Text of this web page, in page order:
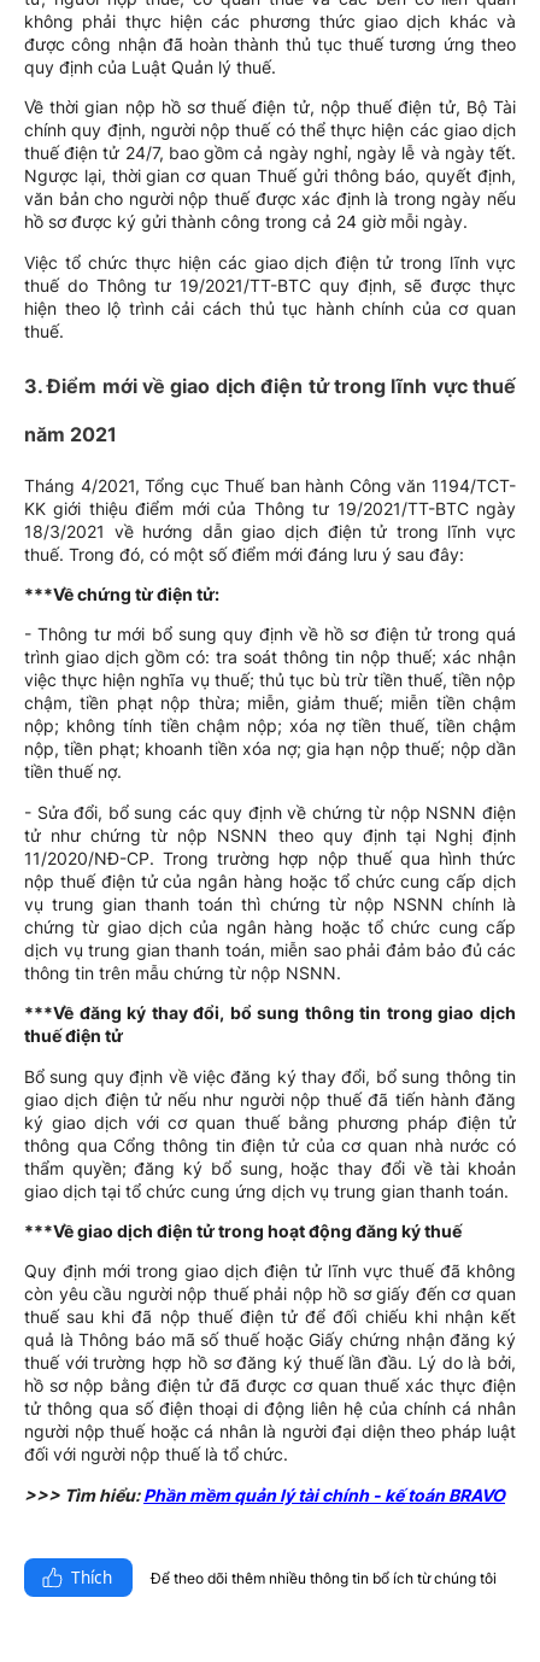
không phải thực hiện các phương thức giao dịch khác và
được công nhận đã hoàn thành thủ tục thuế tương ứng theo
quy định của Luật Quản lý thuế.
Về thời gian nộp hồ sơ thuế điện tử, nộp thuế điện tử, Bộ Tài
chính quy định, người nộp thuế có thể thực hiện các giao dịch
thuế điện tử 24/7, bao gồm cả ngày nghỉ, ngày lễ và ngày tết.
Ngược lại, thời gian cơ quan Thuế gửi thông báo, quyết định,
văn bản cho người nộp thuế được xác định là trong ngày nếu
hồ sơ được ký gửi thành công trong cả 24 giờ mỗi ngày.
Việc tổ chức thực hiện các giao dịch điện tử trong lĩnh vực
thuế do Thông tư 19/2021/TT-BTC quy định, sẽ được thực
hiện theo lộ trình cải cách thủ tục hành chính của cơ quan
thuế.
3. Điểm mới về giao dịch điện tử trong lĩnh vực thuế
năm 2021
Tháng 4/2021, Tổng cục Thuế ban hành Công văn 1194/TCT-
KK giới thiệu điểm mới của Thông tư 19/2021/TT-BTC ngày
18/3/2021 về hướng dẫn giao dịch điện tử trong lĩnh vực
thuế. Trong đó, có một số điểm mới đáng lưu ý sau đây:
***Về chứng từ điện tử:
- Thông tư mới bổ sung quy định về hồ sơ điện tử trong quá
trình giao dịch gồm có: tra soát thông tin nộp thuế; xác nhận
việc thực hiện nghĩa vụ thuế; thủ tục bù trừ tiền thuế, tiền nộp
chậm, tiền phạt nộp thừa; miễn, giảm thuế; miễn tiền chậm
nộp; không tính tiền chậm nộp; xóa nợ tiền thuế, tiền chậm
nộp, tiền phạt; khoanh tiền xóa nợ; gia hạn nộp thuế; nộp dần
tiền thuế nợ.
- Sửa đổi, bổ sung các quy định về chứng từ nộp NSNN điện
tử như chứng từ nộp NSNN theo quy định tại Nghị định
11/2020/NĐ-CP. Trong trường hợp nộp thuế qua hình thức
nộp thuế điện tử của ngân hàng hoặc tổ chức cung cấp dịch
vụ trung gian thanh toán thì chứng từ nộp NSNN chính là
chứng từ giao dịch của ngân hàng hoặc tổ chức cung cấp
dịch vụ trung gian thanh toán, miễn sao phải đảm bảo đủ các
thông tin trên mẫu chứng từ nộp NSNN.
***Về đăng ký thay đổi, bổ sung thông tin trong giao dịch
thuế điện tử
Bổ sung quy định về việc đăng ký thay đổi, bổ sung thông tin
giao dịch điện tử nếu như người nộp thuế đã tiến hành đăng
ký giao dịch với cơ quan thuế bằng phương pháp điện tử
thông qua Cổng thông tin điện tử của cơ quan nhà nước có
thẩm quyền; đăng ký bổ sung, hoặc thay đổi về tài khoản
giao dịch tại tổ chức cung ứng dịch vụ trung gian thanh toán.
***Về giao dịch điện tử trong hoạt động đăng ký thuế
Quy định mới trong giao dịch điện tử lĩnh vực thuế đã không
còn yêu cầu người nộp thuế phải nộp hồ sơ giấy đến cơ quan
thuế sau khi đã nộp thuế điện tử để đối chiếu khi nhận kết
quả là Thông báo mã số thuế hoặc Giấy chứng nhận đăng ký
thuế với trường hợp hồ sơ đăng ký thuế lần đầu. Lý do là bởi,
hồ sơ nộp bằng điện tử đã được cơ quan thuế xác thực điện
tử thông qua số điện thoại di động liên hệ của chính cá nhân
người nộp thuế hoặc cá nhân là người đại diện theo pháp luật
đối với người nộp thuế là tổ chức.
>>> Tìm hiểu:Phần mềm quản lý tài chính - kế toán BRAVO
Thích Để theo dõi thêm nhiều thông tin bổ ích từ chúng tôi​